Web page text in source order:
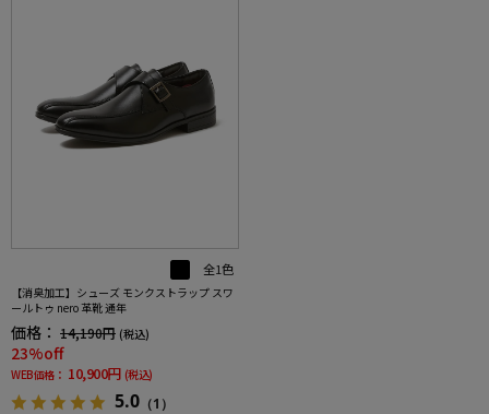
全1色
【消臭加工】シューズ モンクストラップ スワ
ールトゥ nero 革靴 通年
価格： 14,190円 (税込)
23%off
WEB価格： 10,900円 (税込)
5.0 （1）